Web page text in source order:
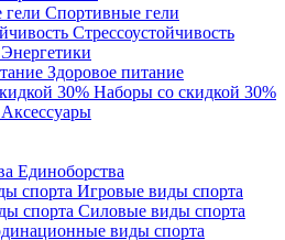
Спортивные гели
Стрессоустойчивость
Энергетики
Здоровое питание
Наборы со скидкой 30%
Аксессуары
Единоборства
Игровые виды спорта
Силовые виды спорта